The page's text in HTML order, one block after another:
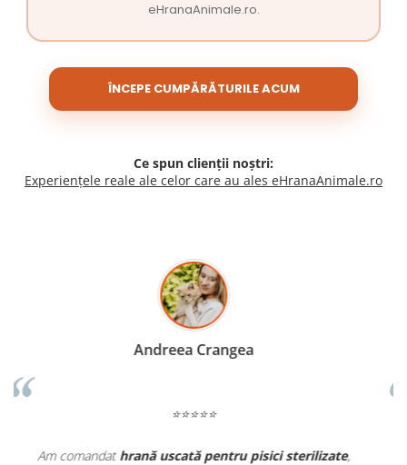
eHranaAnimale.ro.
ÎNCEPE CUMPĂRĂTURILE ACUM
Ce spun clienții noștri:
Experiențele reale ale celor care au ales eHranaAnimale.ro
Madalina Stancea
⭐⭐⭐⭐⭐
Apreciez foarte mult faptul că peehranaanimale.rogăsesc nu